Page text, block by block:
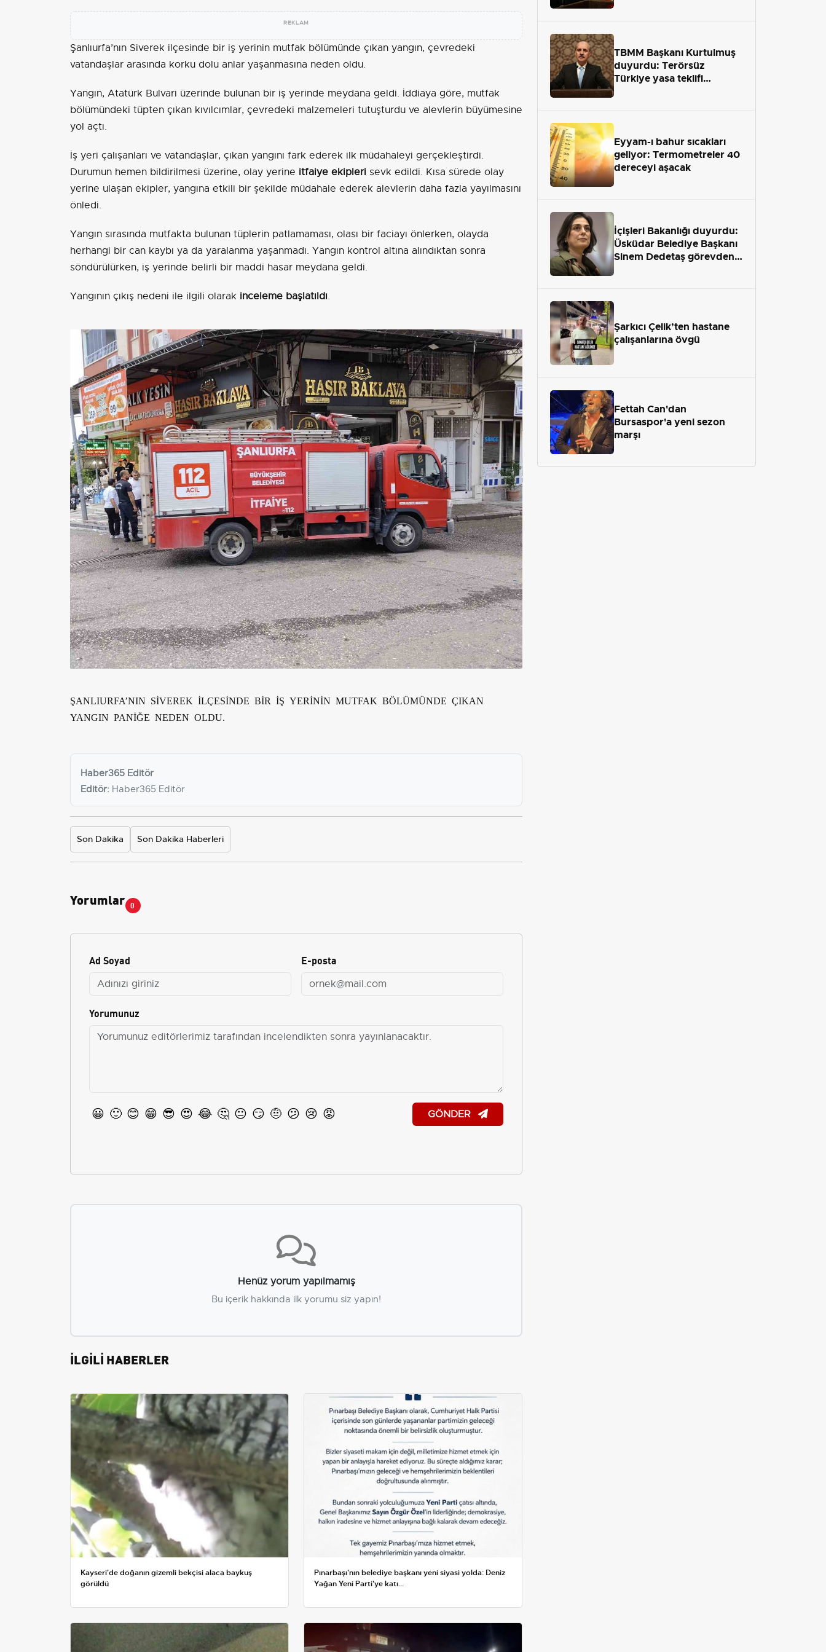
REKLAM
Şanlıurfa’nın Siverek ilçesinde bir iş yerinin mutfak bölümünde çıkan yangın, çevredeki
vatandaşlar arasında korku dolu anlar yaşanmasına neden oldu.
Yangın, Atatürk Bulvarı üzerinde bulunan bir iş yerinde meydana geldi. İddiaya göre, mutfak
bölümündeki tüpten çıkan kıvılcımlar, çevredeki malzemeleri tutuşturdu ve alevlerin büyümesine
yol açtı.
İş yeri çalışanları ve vatandaşlar, çıkan yangını fark ederek ilk müdahaleyi gerçekleştirdi.
Durumun hemen bildirilmesi üzerine, olay yerine itfaiye ekipleri sevk edildi. Kısa sürede olay
yerine ulaşan ekipler, yangına etkili bir şekilde müdahale ederek alevlerin daha fazla yayılmasını
önledi.
Yangın sırasında mutfakta bulunan tüplerin patlamaması, olası bir faciayı önlerken, olayda
herhangi bir can kaybı ya da yaralanma yaşanmadı. Yangın kontrol altına alındıktan sonra
söndürülürken, iş yerinde belirli bir maddi hasar meydana geldi.
Yangının çıkış nedeni ile ilgili olarak inceleme başlatıldı.
ŞANLIURFA’NIN SİVEREK İLÇESİNDE BİR İŞ YERİNİN MUTFAK BÖLÜMÜNDE ÇIKAN
YANGIN PANİĞE NEDEN OLDU.
Haber365 Editör
Editör: Haber365 Editör
Son Dakika Son Dakika Haberleri
Yorumlar 0
Ad Soyad E-posta
Yorumunuz
😀 🙂 😊 😁 😎 😍 😂 🤔 😐 😏 🤨 😕 😢 😡 GÖNDER
Henüz yorum yapılmamış
Bu içerik hakkında ilk yorumu siz yapın!
İLGİLİ HABERLER
Kayseri'de doğanın gizemli bekçisi alaca baykuş
görüldü
Pınarbaşı'nın belediye başkanı yeni siyasi yolda: Deniz
Yağan Yeni Parti'ye katı...
TBMM Başkanı Kurtulmuş
duyurdu: Terörsüz
Türkiye yasa teklifi
Eyyam-ı bahur sıcakları
geliyor: Termometreler 40
dereceyi aşacak
İçişleri Bakanlığı duyurdu:
Üsküdar Belediye Başkanı
Sinem Dedetaş görevden
Şarkıcı Çelik’ten hastane
çalışanlarına övgü
Fettah Can'dan
Bursaspor'a yeni sezon
marşı